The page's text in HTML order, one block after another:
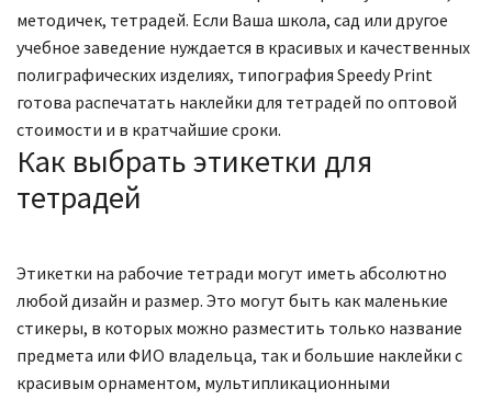
методичек, тетрадей. Если Ваша школа, сад или другое
учебное заведение нуждается в красивых и качественных
полиграфических изделиях, типография Speedy Print
готова распечатать наклейки для тетрадей по оптовой
стоимости и в кратчайшие сроки.
Как выбрать этикетки для
тетрадей
Этикетки на рабочие тетради могут иметь абсолютно
любой дизайн и размер. Это могут быть как маленькие
стикеры, в которых можно разместить только название
предмета или ФИО владельца, так и большие наклейки с
красивым орнаментом, мультипликационными